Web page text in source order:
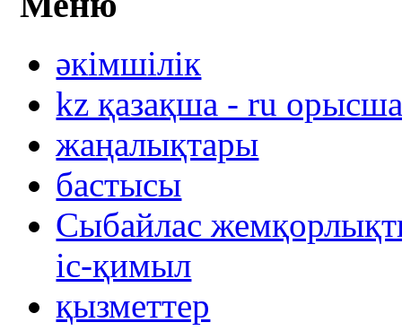
әкімшілік
kz қазақша - ru
жаңалықтары
бастысы
Сыбайлас
іс-қимыл
қызметтер